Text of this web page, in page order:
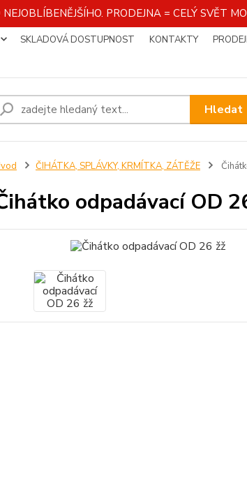
PRODEJNA = CELÝ SVĚT
SKLADOVÁ DOSTUPNOST KONTAKTY
Hledat
ČIHÁTKA, SPLÁVKY, KRMÍTKA, ZÁTĚŽE
odpadávací OD